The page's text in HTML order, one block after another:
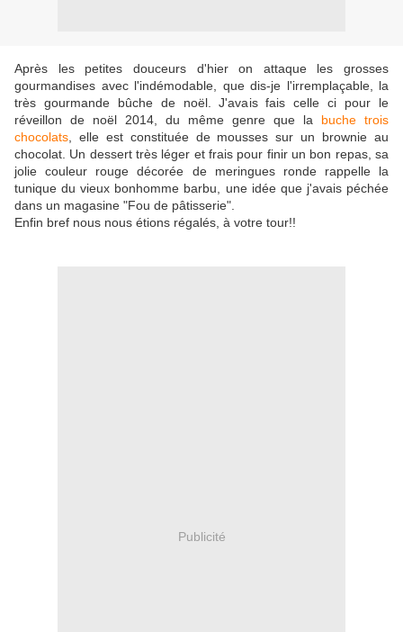
Après les petites douceurs d'hier on attaque les grosses
gourmandises avec l'indémodable, que dis-je l'irremplaçable, la
très gourmande bûche de noël. J'avais fais celle ci pour le
réveillon de noël 2014, du même genre que la buche trois
chocolats , elle est constituée de mousses sur un brownie au
chocolat. Un dessert très léger et frais pour finir un bon repas, sa
jolie couleur rouge décorée de meringues ronde rappelle la
tunique du vieux bonhomme barbu, une idée que j'avais péchée
dans un magasine "Fou de pâtisserie".
Enfin bref nous nous étions régalés, à votre tour!!
Publicité